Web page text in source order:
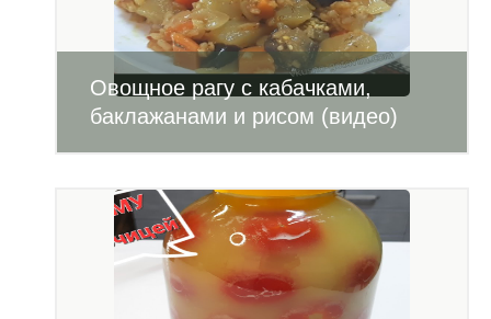
Овощное рагу с кабачками,
баклажанами и рисом (видео)